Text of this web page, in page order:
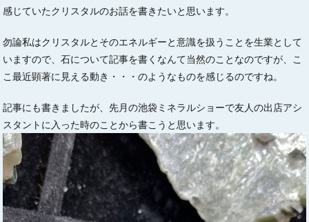
感じていたクリスタルのお話を書きたいと思います。
勿論私はクリスタルとそのエネルギーと意識を扱うことを生業として
いますので、石について記事を書くなんて当然のことなのですが、こ
こ最近顕著に見える動き・・・のようなものを感じるのですね。
記事にも書きましたが、先月の池袋ミネラルショーで友人の出店アシ
スタントに入った時のことから書こうと思います。